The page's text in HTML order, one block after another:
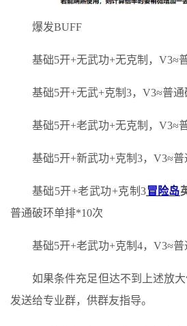
爆发BUFF
基础5开+无武功+无克制，V3≈
基础5开+无武+克制3，V3≈普
基础5开+老武功+无克制，V3≈
基础5开+新武功+克制3，V3≈
基础5开+老武功+克制3冒险岛
普通破环单排*10次
基础5开+老武功+克制4，V3≈
如果条件充足但达不到上述放
发送给专业群，供群友指导。